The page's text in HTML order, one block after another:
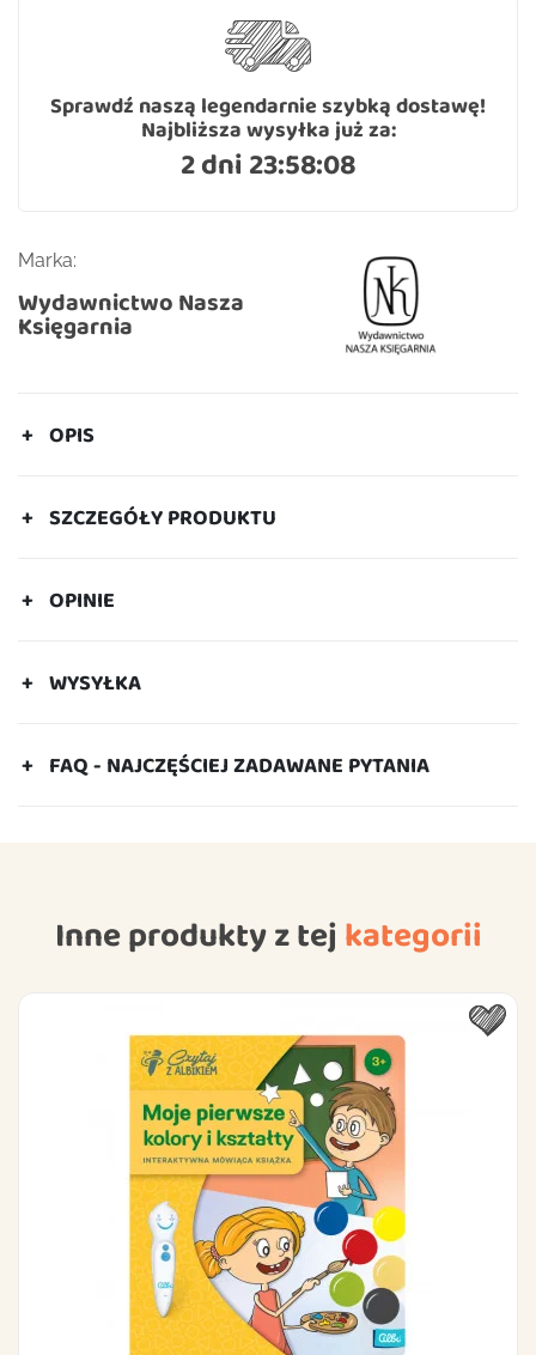
Sprawdź naszą legendarnie szybką dostawę!
Najbliższa wysyłka już za:
2 dni 23:58:07
Marka:
Wydawnictwo Nasza
Księgarnia
OPIS
SZCZEGÓŁY PRODUKTU
OPINIE
WYSYŁKA
FAQ - NAJCZĘŚCIEJ ZADAWANE PYTANIA
Inne produkty z tej kategorii